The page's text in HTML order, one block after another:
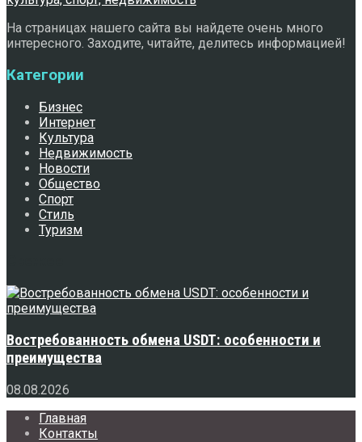
На страницах нашего сайта вы найдете очень много
интересного. Заходите, читайте, делитесь информацией!
Категории
Бизнес
Интернет
Культура
Недвижимость
Новости
Общество
Спорт
Стиль
Туризм
Востребованность обмена USDT: особенности и
преимущества
08.08.2026
Главная
Контакты